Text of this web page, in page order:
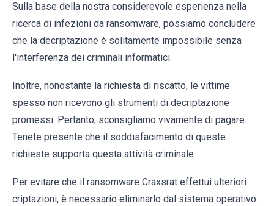
Sulla base della nostra considerevole esperienza nella
ricerca di infezioni da ransomware, possiamo concludere
che la decriptazione è solitamente impossibile senza
l'interferenza dei criminali informatici.
Inoltre, nonostante la richiesta di riscatto, le vittime
spesso non ricevono gli strumenti di decriptazione
promessi. Pertanto, sconsigliamo vivamente di pagare.
Tenete presente che il soddisfacimento di queste
richieste supporta questa attività criminale.
Per evitare che il ransomware Craxsrat effettui ulteriori
criptazioni, è necessario eliminarlo dal sistema operativo.